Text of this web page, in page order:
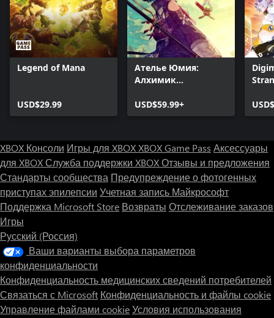
Legend of Mana
USD$29.99
Ателье Юмия:
Алхимик
Земля Грёз (Xbox
One)
USD$59.99+
XBOX Консоли Игры для XBOXXBOX Game Pass Аксессуары
для XBOXСлужба поддержки XBOXОтзывы и предложения
Стандарты сообщества Предупреждение о фотогенных
приступах эпилепсии Учетная запись Майкрософт
Поддержка Microsoft Store Возвраты Отслеживание заказов
Игры
Русский (Россия)
Ваши варианты выбора параметров
конфиденциальности
Конфиденциальность медицинских сведений потребителей
Связаться с Microsoft Конфиденциальность и файлы cookie
Управление файлами cookieУсловия использования